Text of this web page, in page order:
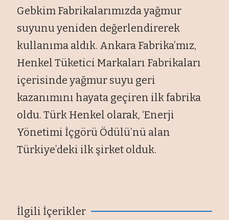
Gebkim Fabrikalarımızda yağmur
suyunu yeniden değerlendirerek
kullanıma aldık. Ankara Fabrika’mız,
Henkel Tüketici Markaları Fabrikaları
içerisinde yağmur suyu geri
kazanımını hayata geçiren ilk fabrika
oldu. Türk Henkel olarak, ‘Enerji
Yönetimi İçgörü Ödülü’nü alan
Türkiye’deki ilk şirket olduk.
İlgili İçerikler